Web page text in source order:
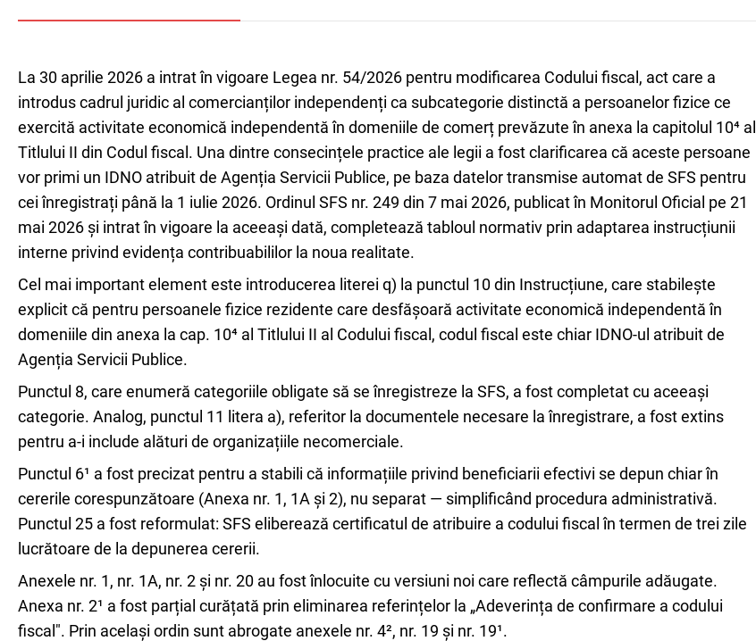
La 30 aprilie 2026 a intrat în vigoare Legea nr. 54/2026 pentru modificarea Codului fiscal, act care a
introdus cadrul juridic al comercianților independenți ca subcategorie distinctă a persoanelor fizice ce
exercită activitate economică independentă în domeniile de comerț prevăzute în anexa la capitolul 10⁴ al
Titlului II din Codul fiscal. Una dintre consecințele practice ale legii a fost clarificarea că aceste persoane
vor primi un IDNO atribuit de Agenția Servicii Publice, pe baza datelor transmise automat de SFS pentru
cei înregistrați până la 1 iulie 2026. Ordinul SFS nr. 249 din 7 mai 2026, publicat în Monitorul Oficial pe 21
mai 2026 și intrat în vigoare la aceeași dată, completează tabloul normativ prin adaptarea instrucțiunii
interne privind evidența contribuabililor la noua realitate.
Cel mai important element este introducerea literei q) la punctul 10 din Instrucțiune, care stabilește
explicit că pentru persoanele fizice rezidente care desfășoară activitate economică independentă în
domeniile din anexa la cap. 10⁴ al Titlului II al Codului fiscal, codul fiscal este chiar IDNO-ul atribuit de
Agenția Servicii Publice.
Punctul 8, care enumeră categoriile obligate să se înregistreze la SFS, a fost completat cu aceeași
categorie. Analog, punctul 11 litera a), referitor la documentele necesare la înregistrare, a fost extins
pentru a-i include alături de organizațiile necomerciale.
Punctul 6¹ a fost precizat pentru a stabili că informațiile privind beneficiarii efectivi se depun chiar în
cererile corespunzătoare (Anexa nr. 1, 1A și 2), nu separat — simplificând procedura administrativă.
Punctul 25 a fost reformulat: SFS eliberează certificatul de atribuire a codului fiscal în termen de trei zile
lucrătoare de la depunerea cererii.
Anexele nr. 1, nr. 1A, nr. 2 și nr. 20 au fost înlocuite cu versiuni noi care reflectă câmpurile adăugate.
Anexa nr. 2¹ a fost parțial curățată prin eliminarea referințelor la „Adeverința de confirmare a codului
fiscal". Prin același ordin sunt abrogate anexele nr. 4², nr. 19 și nr. 19¹.